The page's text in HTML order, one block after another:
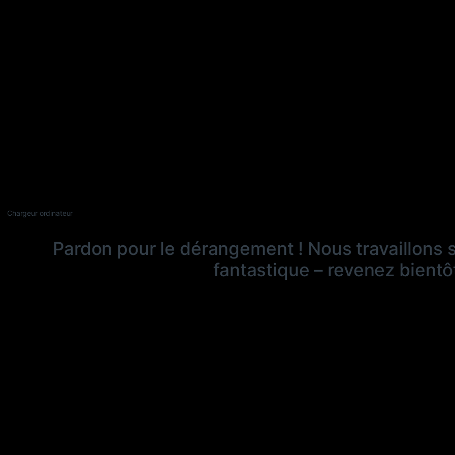
Chargeur ordinateur
Pardon pour le dérangement ! Nous travaillons
fantastique – revenez